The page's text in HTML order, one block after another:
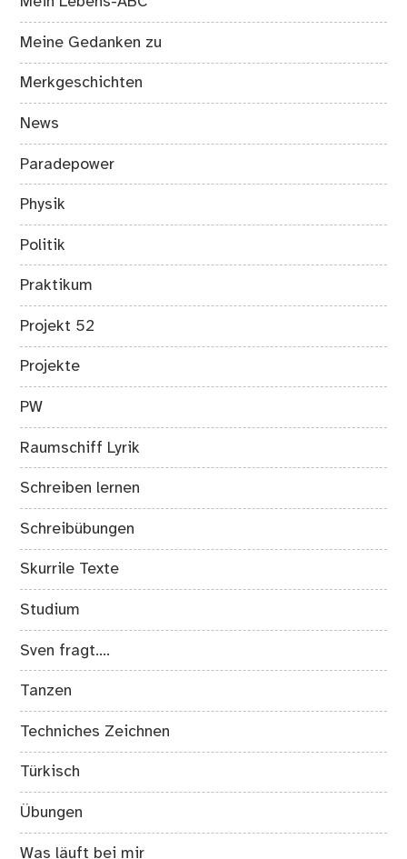
Mein Lebens-ABC
Meine Gedanken zu
Merkgeschichten
News
Paradepower
Physik
Politik
Praktikum
Projekt 52
Projekte
PW
Raumschiff Lyrik
Schreiben lernen
Schreibübungen
Skurrile Texte
Studium
Sven fragt….
Tanzen
Techniches Zeichnen
Türkisch
Übungen